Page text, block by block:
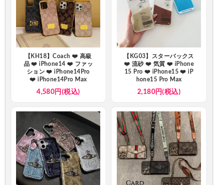
【KH18】Coach ❤️ 高級
品 ❤️ iPhone14 ❤️ ファッ
ション ❤️ iPhone14Pro
❤️ iPhone14Pro Max
4,580円(税込)
【KG03】スターバックス
❤️ 流砂 ❤️ 気質 ❤️ iPhone
15 Pro ❤️ iPhone15 ❤️ iP
hone15 Pro Max
2,180円(税込)